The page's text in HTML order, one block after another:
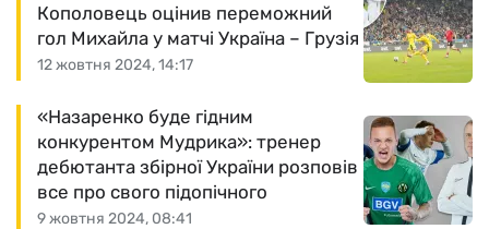
12 жовтня 2024, 14:17
Кополовець оцінив переможний
гол Михайла у матчі Україна – Грузія
9 жовтня 2024, 08:41
«Назаренко буде гідним
конкурентом Мудрика»: тренер
дебютанта збірної України розповів
все про свого підопічного